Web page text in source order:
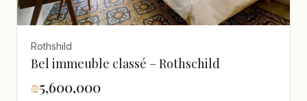
Rothshild
Bel immeuble classé – Rothschild
₪5,600,000